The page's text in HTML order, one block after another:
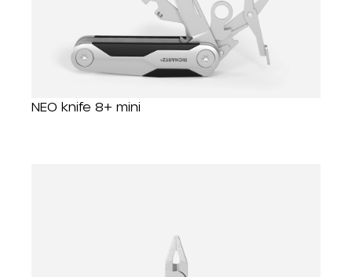
NEO knife 8+ mini